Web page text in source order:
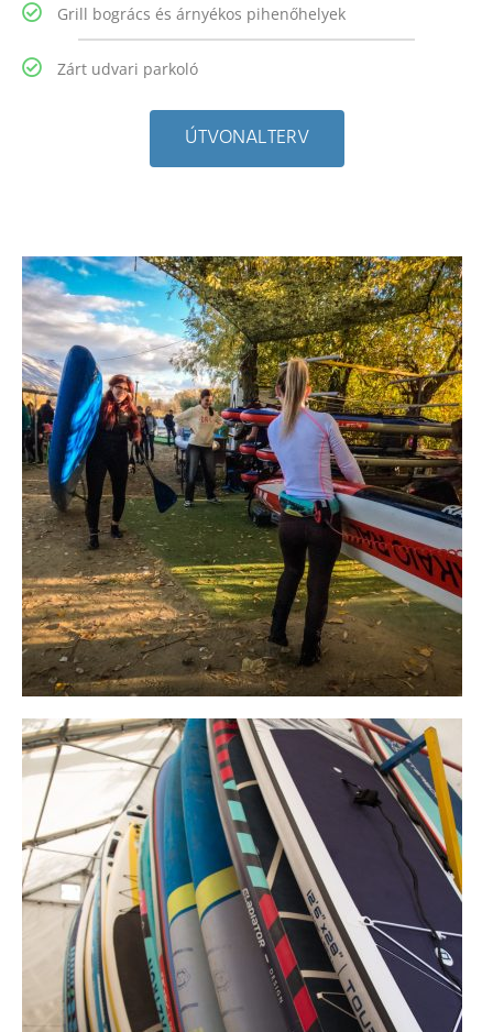
Grill bogrács és árnyékos pihenőhelyek
Zárt udvari parkoló
ÚTVONALTERV